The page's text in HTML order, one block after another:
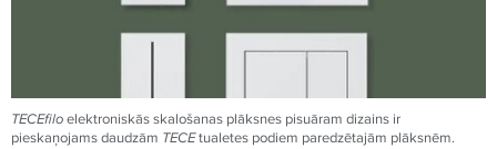
TECEfiloelektroniskās skalošanas plāksnes pisuāram dizains ir
pieskaņojams daudzām TECEtualetes podiem paredzētajām plāksnēm.